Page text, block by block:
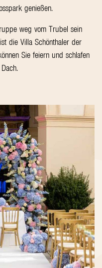
genießen.
weg vom Trubel sein
die Villa Schönthaler der
Sie feiern und schlafen